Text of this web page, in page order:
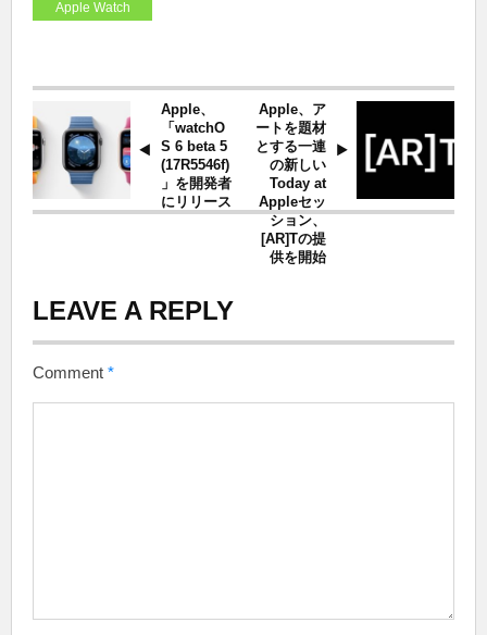
Apple Watch
Apple、
「watchO
S 6 beta 5
(17R5546f)
」を開発者
にリリース
Apple、ア
ートを題材
とする一連
の新しい
Today at
Appleセッ
ション、
[AR]Tの提
供を開始
LEAVE A REPLY
Comment *